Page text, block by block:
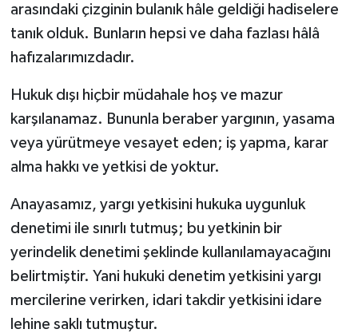
arasındaki çizginin bulanık hâle geldiği hadiselere
tanık olduk. Bunların hepsi ve daha fazlası hâlâ
hafızalarımızdadır.
Hukuk dışı hiçbir müdahale hoş ve mazur
karşılanamaz. Bununla beraber yargının, yasama
veya yürütmeye vesayet eden; iş yapma, karar
alma hakkı ve yetkisi de yoktur.
Anayasamız, yargı yetkisini hukuka uygunluk
denetimi ile sınırlı tutmuş; bu yetkinin bir
yerindelik denetimi şeklinde kullanılamayacağını
belirtmiştir. Yani hukuki denetim yetkisini yargı
mercilerine verirken, idari takdir yetkisini idare
lehine saklı tutmuştur.